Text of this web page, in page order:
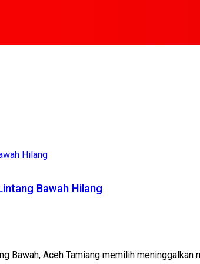
Bawah Hilang
Bawah, Aceh Tamiang memilih meninggalkan